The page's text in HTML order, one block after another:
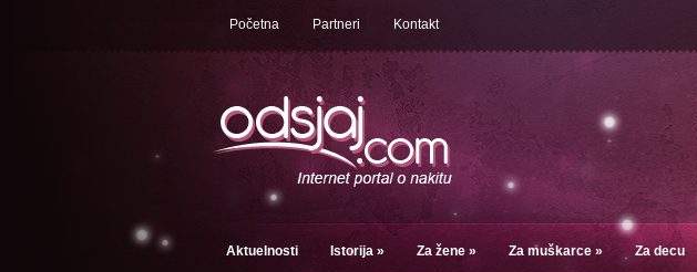
Početna Partneri Kontakt
Aktuelnosti Istorija » Za žene » Za muškarce » Za decu